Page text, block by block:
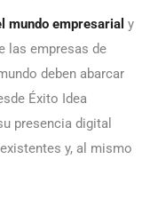
mundo empresarial y
las empresas de
deben abarcar
Éxito Idea
presencia digital
y, al mismo